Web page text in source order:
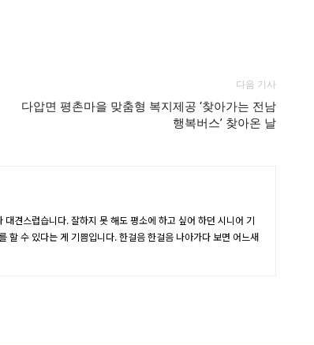
다음 기사
다압면 평촌마을 맞춤형 복지제공 ‘찾아가는 전남
행복버스’ 찾아온 날
견스럽습니다. 잘하지 못 해도 평소에 하고 싶어 하던 시니어 기
할 수 있다는 게 기쁨입니다. 한걸음 한걸음 나아가다 보면 어느새